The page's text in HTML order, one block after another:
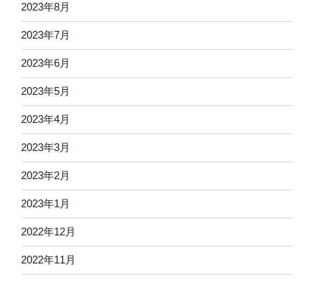
2023年8月
2023年7月
2023年6月
2023年5月
2023年4月
2023年3月
2023年2月
2023年1月
2022年12月
2022年11月